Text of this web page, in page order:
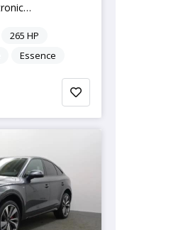
Sportback 45 TFSI qu. S tronic 2xS line LED VIRTUA
265 HP
Essence